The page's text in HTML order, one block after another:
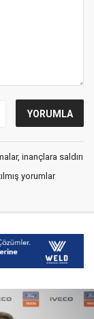
inançlara saldırı
yorumlar